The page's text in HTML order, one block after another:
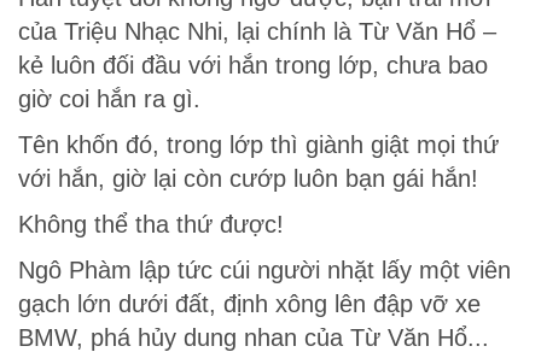
của Triệu Nhạc Nhi, lại chính là Từ Văn Hổ –
kẻ luôn đối đầu với hắn trong lớp, chưa bao
giờ coi hắn ra gì.
Tên khốn đó, trong lớp thì giành giật mọi thứ
với hắn, giờ lại còn cướp luôn bạn gái hắn!
Không thể tha thứ được!
Ngô Phàm lập tức cúi người nhặt lấy một viên
gạch lớn dưới đất, định xông lên đập vỡ xe
BMW, phá hủy dung nhan của Từ Văn Hổ...